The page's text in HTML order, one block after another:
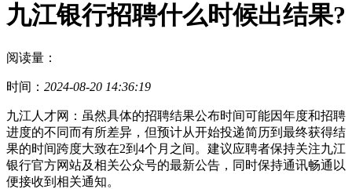
九江银行招聘什么时候出结果?
阅读量：
时间： 2024-08-20 14:36:19
九江人才网：虽然具体的招聘结果公布时间可能因年度和招聘
进度的不同而有所差异，但预计从开始投递简历到最终获得结
果的时间跨度大致在2到4个月之间。建议应聘者保持关注九江
银行官方网站及相关公众号的最新公告，同时保持通讯畅通以
便接收到相关通知。